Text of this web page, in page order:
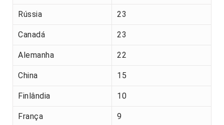
Rússia 23
Canadá 23
Alemanha 22
China 15
Finlândia 10
França 9